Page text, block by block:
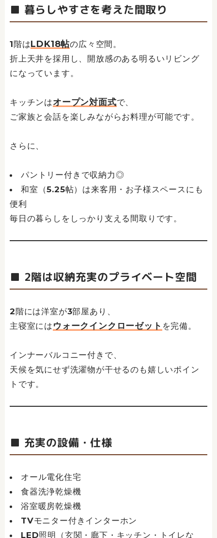
■ 暮らしやすさを考えた間取り
1階はLDK18帖の広々空間。
折上天井を採用し、開放感のある明るいリビング
になっています。
キッチンはオープン対面式で、
ご家族と会話を楽しみながらお料理が可能です。
さらに、
パントリー付きで収納力◎
和室（5.25帖）は来客用・お子様スペースにも
便利
毎日の暮らしをしっかり支える間取りです。
■ 2階は収納充実のプライベート空間
2階には洋室が3部屋あり、
主寝室には ウォークインクローゼット を完備。
インナーバルコニー付きで、
天候を気にせず洗濯物が干せるのも嬉しいポイン
トです。
■ 充実の設備・仕様
オール電化住宅
食器洗浄乾燥機
浴室暖房乾燥機
TVモニター付きインターホン
LED照明（玄関・廊下・キッチン・トイレな